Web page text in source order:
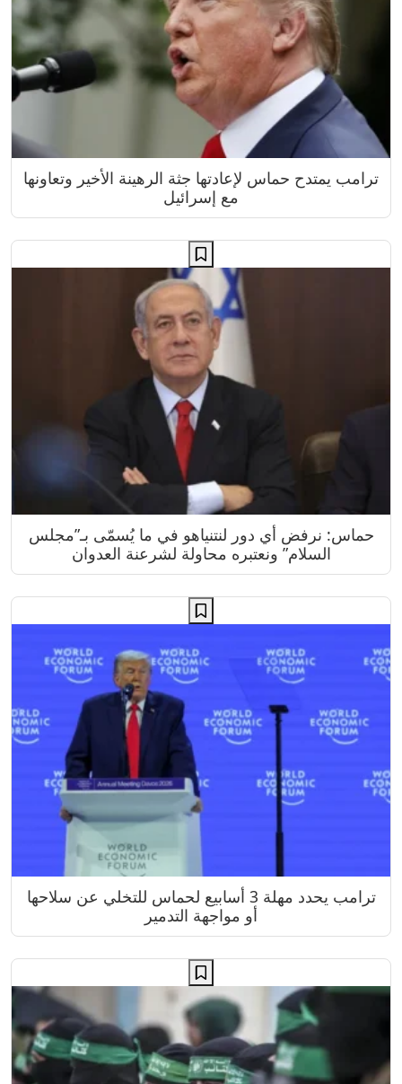
ترامب يمتدح حماس لإعادتها جثة الرهينة الأخير وتعاونها
مع إسرائيل
حماس: نرفض أي دور لنتنياهو في ما يُسمّى بـ”مجلس
السلام” ونعتبره محاولة لشرعنة العدوان
ترامب يحدد مهلة 3 أسابيع لحماس للتخلي عن سلاحها
أو مواجهة التدمير